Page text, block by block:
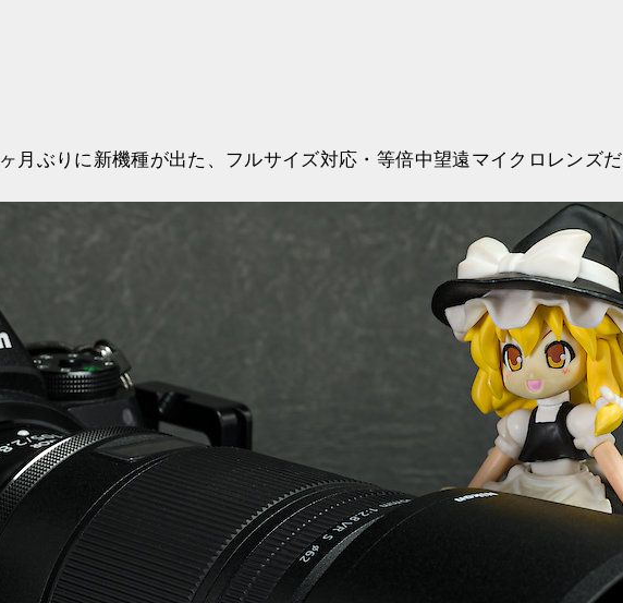
月ぶりに新機種が出た、フルサイズ対応・等倍中望遠マイクロレンズだ